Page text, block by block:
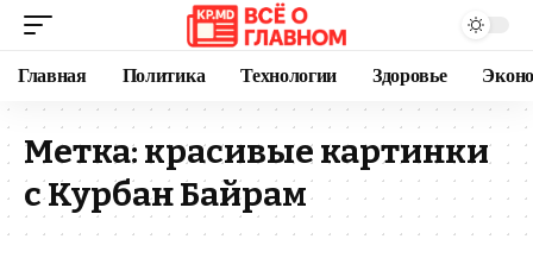
Главная Политика Технологии Здоровье
Метка: красивые картинки
с Курбан Байрам